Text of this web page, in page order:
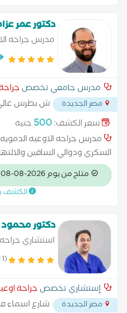
دكتور عمر
مدرس جراحه
مدرس جامعي تخصص
مصر الجديدة ش بطرس
سعر الكشف:500 جنيه
مدرس جراحه الاوعيه
السكري ودوالي الساقين
الأبهر وقسطرة جلطات الاوردة
الطارئة والمزمنة
متاح من يوم 2026-08-08
الكشف
دكتور
استشاري
دكتوراه جراحة(1 تقييم)
إستشاري تخصص جراحة
مصر الجديدة شارع اسماء